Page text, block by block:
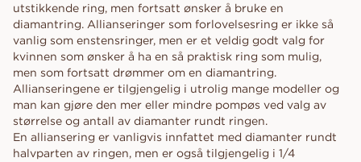
utstikkende ring, men fortsatt ønsker å bruke en
diamantring. Allianseringer som forlovelsesring er ikke så
vanlig som enstensringer, men er et veldig godt valg for
kvinnen som ønsker å ha en så praktisk ring som mulig,
men som fortsatt drømmer om en diamantring.
Allianseringene er tilgjengelig i utrolig mange modeller og
man kan gjøre den mer eller mindre pompøs ved valg av
størrelse og antall av diamanter rundt ringen.
En alliansering er vanligvis innfattet med diamanter rundt
halvparten av ringen, men er også tilgjengelig i 1/4